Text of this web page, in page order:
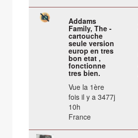
Addams
Family, The -
cartouche
seule version
europ en tres
bon etat ,
fonctionne
tres bien.
Vue la 1ère
fois il y a 3477j
10h
France